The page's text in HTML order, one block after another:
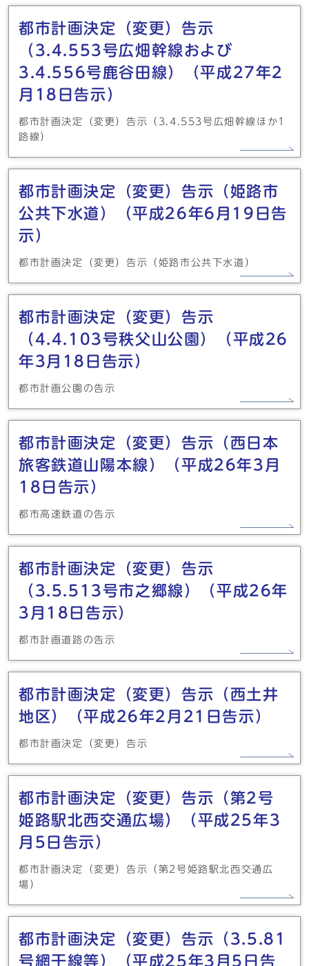
都市計画決定（変更）告示
（3.4.553号広畑幹線および
3.4.556号鹿谷田線）（平成27年2
月18日告示）
都市計画決定（変更）告示（3.4.553号広畑幹線ほか1
路線）
都市計画決定（変更）告示（姫路市
公共下水道）（平成26年6月19日告
示）
都市計画決定（変更）告示（姫路市公共下水道）
都市計画決定（変更）告示
（4.4.103号秩父山公園）（平成26
年3月18日告示）
都市計画公園の告示
都市計画決定（変更）告示（西日本
旅客鉄道山陽本線）（平成26年3月
18日告示）
都市高速鉄道の告示
都市計画決定（変更）告示
（3.5.513号市之郷線）（平成26年
3月18日告示）
都市計画道路の告示
都市計画決定（変更）告示（西土井
地区）（平成26年2月21日告示）
都市計画決定（変更）告示
都市計画決定（変更）告示（第2号
姫路駅北西交通広場）（平成25年3
月5日告示）
都市計画決定（変更）告示（第2号姫路駅北西交通広
場）
都市計画決定（変更）告示（3.5.81
号網干線等）（平成25年3月5日告